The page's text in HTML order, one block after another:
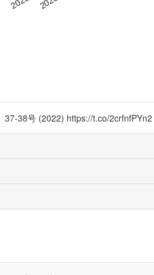
38号 (2022) https://t.co/2crfnfPYn2